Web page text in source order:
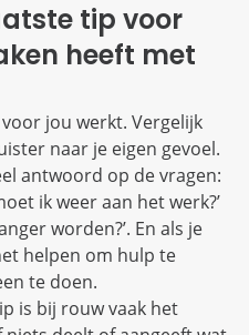
tip voor
heeft met
jou werkt. Vergelijk
naar je eigen gevoel.
antwoord op de vragen:
ik weer aan het werk?’
worden?’. En als je
helpen om hulp te
te doen.
is bij rouw vaak het